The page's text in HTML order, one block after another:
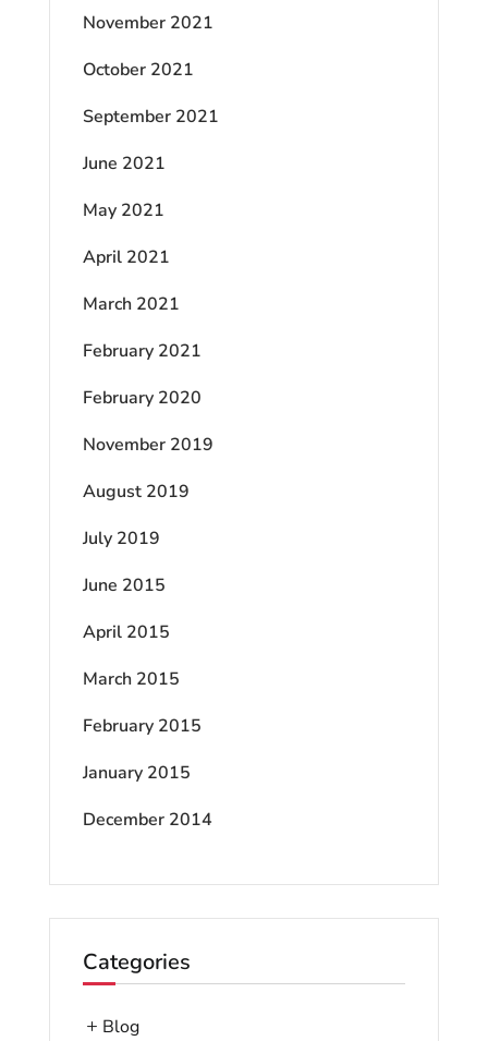
November 2021
October 2021
September 2021
June 2021
May 2021
April 2021
March 2021
February 2021
February 2020
November 2019
August 2019
July 2019
June 2015
April 2015
March 2015
February 2015
January 2015
December 2014
Categories
Blog